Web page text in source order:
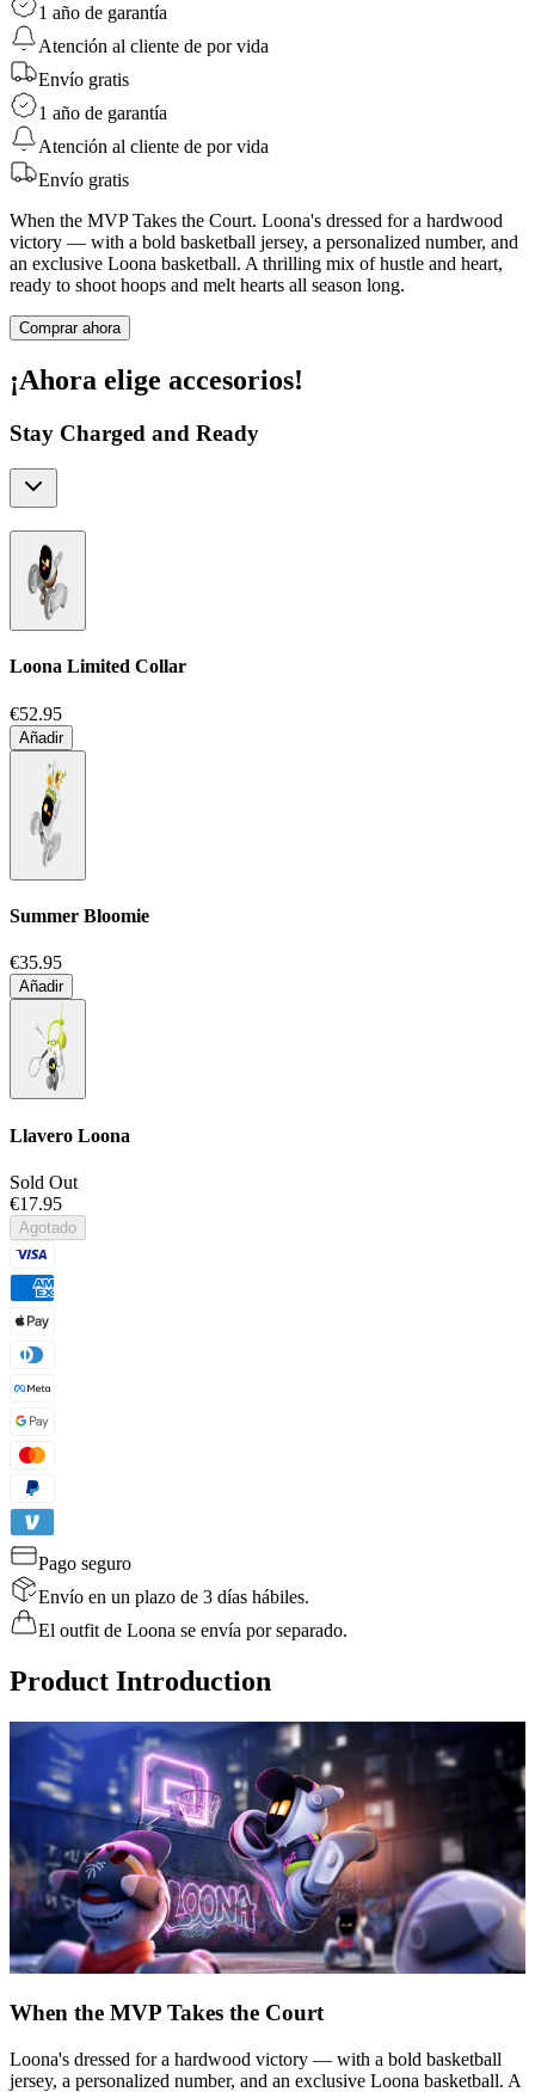
1 año de garantía
Atención al cliente de por vida
Envío gratis
1 año de garantía
Atención al cliente de por vida
Envío gratis
When the MVP Takes the Court. Loona's dressed for a hardwood
victory — with a bold basketball jersey, a personalized number, and
an exclusive Loona basketball. A thrilling mix of hustle and heart,
ready to shoot hoops and melt hearts all season long.
Comprar ahora
¡Ahora elige accesorios!
Stay Charged and Ready
Loona Limited Collar
€52.95
Añadir
Summer Bloomie
€35.95
Añadir
Llavero Loona
Sold Out
€17.95
Agotado
Pago seguro
Envío en un plazo de 3 días hábiles.
El outfit de Loona se envía por separado.
Product Introduction
When the MVP Takes the Court
Loona's dressed for a hardwood victory — with a bold basketball
jersey, a personalized number, and an exclusive Loona basketball. A